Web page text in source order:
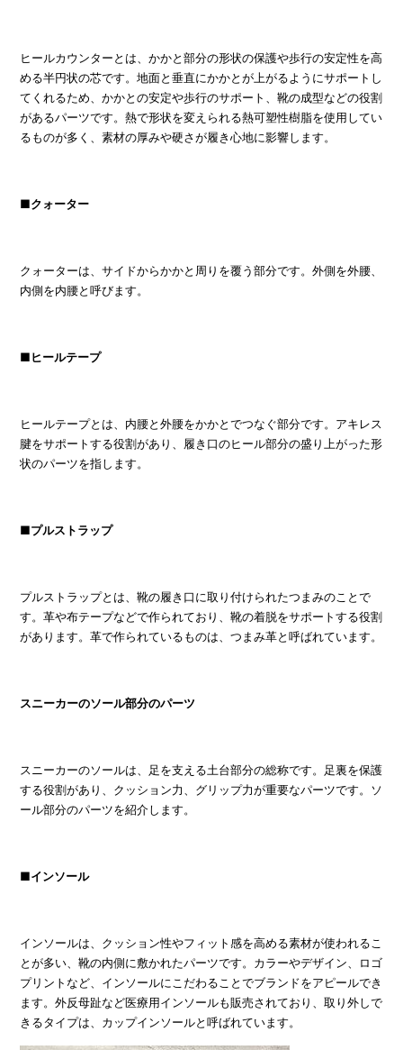
ヒールカウンターとは、かかと部分の形状の保護や歩行の安定性を高
める半円状の芯です。地面と垂直にかかとが上がるようにサポートし
てくれるため、かかとの安定や歩行のサポート、靴の成型などの役割
があるパーツです。熱で形状を変えられる熱可塑性樹脂を使用してい
るものが多く、素材の厚みや硬さが履き心地に影響します。
■クォーター
クォーターは、サイドからかかと周りを覆う部分です。外側を外腰、
内側を内腰と呼びます。
■ヒールテープ
ヒールテープとは、内腰と外腰をかかとでつなぐ部分です。アキレス
腱をサポートする役割があり、履き口のヒール部分の盛り上がった形
状のパーツを指します。
■プルストラップ
プルストラップとは、靴の履き口に取り付けられたつまみのことで
す。革や布テープなどで作られており、靴の着脱をサポートする役割
があります。革で作られているものは、つまみ革と呼ばれています。
スニーカーのソール部分のパーツ
スニーカーのソールは、足を支える土台部分の総称です。足裏を保護
する役割があり、クッション力、グリップ力が重要なパーツです。ソ
ール部分のパーツを紹介します。
■インソール
インソールは、クッション性やフィット感を高める素材が使われるこ
とが多い、靴の内側に敷かれたパーツです。カラーやデザイン、ロゴ
プリントなど、インソールにこだわることでブランドをアピールでき
ます。外反母趾など医療用インソールも販売されており、取り外しで
きるタイプは、カップインソールと呼ばれています。